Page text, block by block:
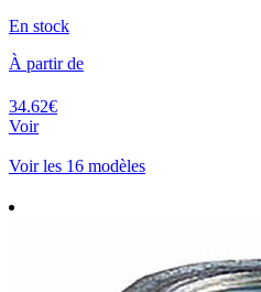
En stock
À partir de
34.62€
Voir
Voir les 16 modèles